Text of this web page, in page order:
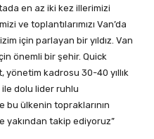
en az iki kez illerimizi
ve toplantılarımızı Van’da
için parlayan bir yıldız. Van
önemli bir şehir. Quick
kadrosu 30-40 yıllık
dolu lider ruhlu
bu ülkenin topraklarının
yakından takip ediyoruz”